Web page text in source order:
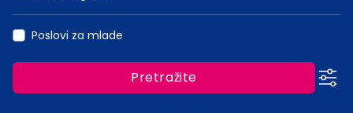
Poslovi za mlade
Pretražite